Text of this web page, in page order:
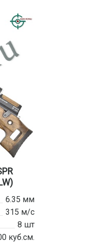
6.35 мм
315 м/с
8 шт
куб.см.